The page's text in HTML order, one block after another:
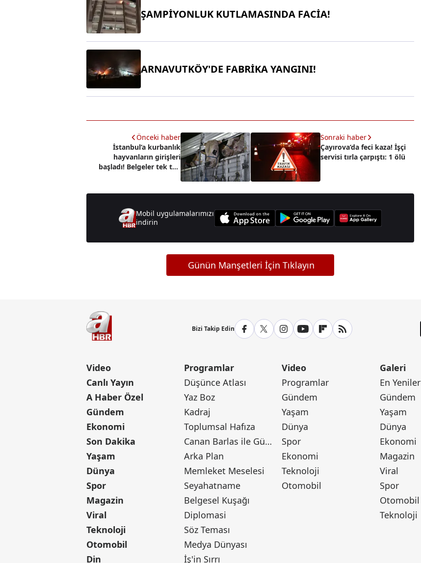
ŞAMPİYONLUK KUTLAMASINDA FACİA!
ARNAVUTKÖY'DE FABRİKA YANGINI!
Önceki haber
İstanbul’a kurbanlık
hayvanların girişleri
başladı! Belgeler tek tek
Sonraki haber
Çayırova’da feci kaza! İşçi
servisi tırla çarpıştı: 1 ölü
Mobil uygulamalarımızı
indirin
Günün Manşetleri İçin Tıklayın
Bizi Takip Edin
Video
Canlı Yayın
A Haber Özel
Gündem
Ekonomi
Son Dakika
Yaşam
Dünya
Spor
Magazin
Viral
Teknoloji
Otomobil
Din
Programlar
Düşünce Atlası
Yaz Boz
Kadraj
Toplumsal Hafıza
Canan Barlas ile Gündem
Arka Plan
Memleket Meselesi
Seyahatname
Belgesel Kuşağı
Diplomasi
Söz Teması
Medya Dünyası
İş'in Sırrı
Video
Programlar
Gündem
Yaşam
Dünya
Spor
Ekonomi
Teknoloji
Otomobil
Galeri
En Yeniler
Gündem
Yaşam
Dünya
Ekonomi
Magazin
Viral
Spor
Otomobil
Teknoloji